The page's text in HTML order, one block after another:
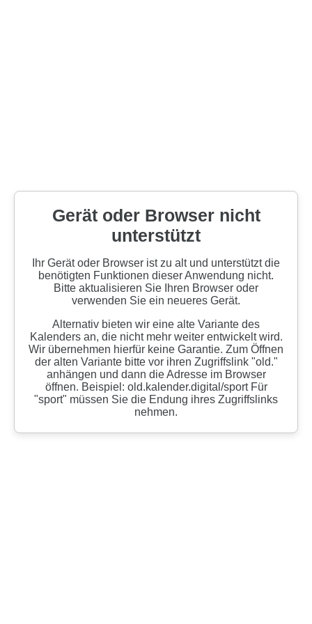
Gerät oder Browser nicht
unterstützt
Ihr Gerät oder Browser ist zu alt und unterstützt die
benötigten Funktionen dieser Anwendung nicht.
Bitte aktualisieren Sie Ihren Browser oder
verwenden Sie ein neueres Gerät.
Alternativ bieten wir eine alte Variante des
Kalenders an, die nicht mehr weiter entwickelt wird.
Wir übernehmen hierfür keine Garantie. Zum Öffnen
der alten Variante bitte vor ihren Zugriffslink "old."
anhängen und dann die Adresse im Browser
öffnen. Beispiel: old.kalender.digital/sport Für
"sport" müssen Sie die Endung ihres Zugriffslinks
nehmen.